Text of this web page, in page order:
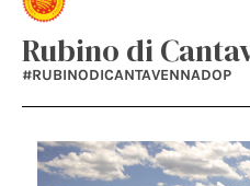
Rubino di
#RUBINODICANTAVENNADOP